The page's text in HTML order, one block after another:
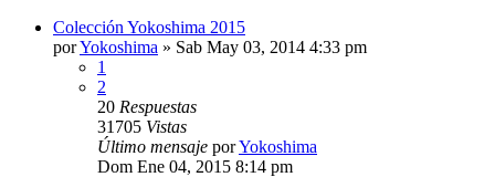
Colección Yokoshima 2015
porYokoshima » Sab May 03, 2014 4:33 pm
1
2
20 Respuestas
31705 Vistas
Último mensaje porYokoshima
Dom Ene 04, 2015 8:14 pm